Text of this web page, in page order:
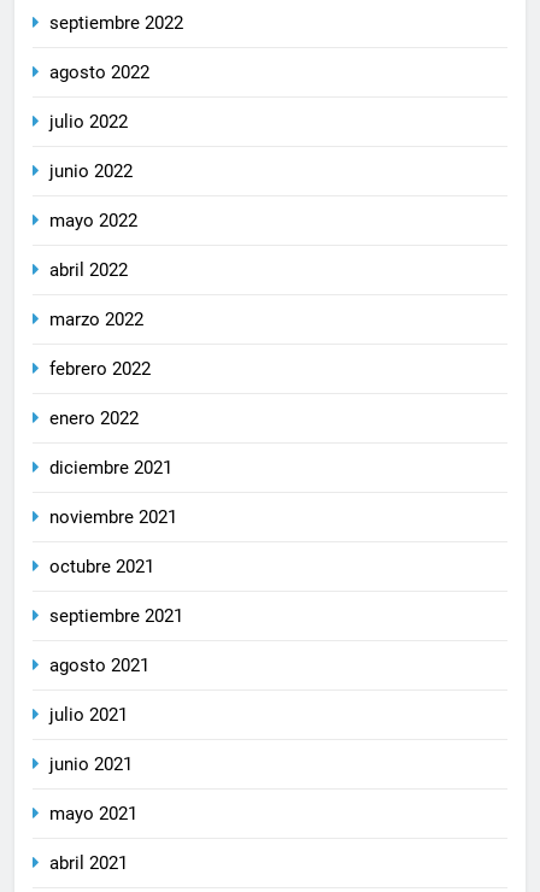
septiembre 2022
agosto 2022
julio 2022
junio 2022
mayo 2022
abril 2022
marzo 2022
febrero 2022
enero 2022
diciembre 2021
noviembre 2021
octubre 2021
septiembre 2021
agosto 2021
julio 2021
junio 2021
mayo 2021
abril 2021